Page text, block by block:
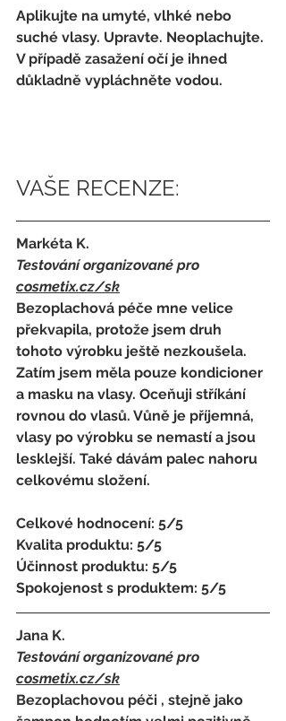
Aplikujte na umyté, vlhké nebo
suché vlasy. Upravte. Neoplachujte.
V případě zasažení očí je ihned
důkladně vypláchněte vodou.
VAŠE RECENZE:
Markéta K.
Testování organizované pro
cosmetix.cz/sk
Bezoplachová péče mne velice
překvapila, protože jsem druh
tohoto výrobku ještě nezkoušela.
Zatím jsem měla pouze kondicioner
a masku na vlasy. Oceňuji stříkání
rovnou do vlasů. Vůně je příjemná,
vlasy po výrobku se nemastí a jsou
lesklejší. Také dávám palec nahoru
celkovému složení.
Celkové hodnocení: 5/5
Kvalita produktu: 5/5
Účinnost produktu: 5/5
Spokojenost s produktem: 5/5
Jana K.
Testování organizované pro
cosmetix.cz/sk
Bezoplachovou péči , stejně jako